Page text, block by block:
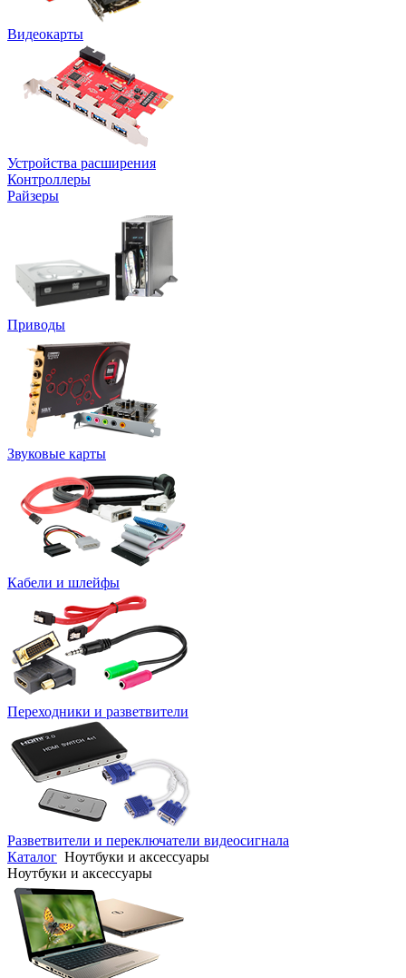
Видеокарты
Устройства расширения
Контроллеры
Райзеры
Приводы
Звуковые карты
Кабели и шлейфы
Переходники и разветвители
Разветвители и переключатели видеосигнала
Каталог Ноутбуки и аксессуары
Ноутбуки и аксессуары